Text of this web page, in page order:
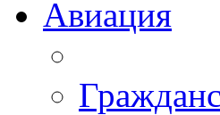
Авиация